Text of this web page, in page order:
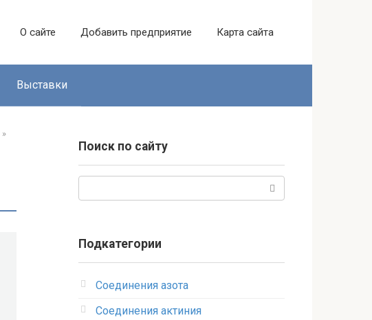
О сайте Добавить предприятие Карта сайта
Выставки
»
Поиск по сайту
Подкатегории
Соединения азота
Соединения актиния